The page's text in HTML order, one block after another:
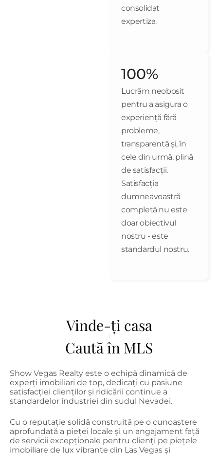
consolidat
expertiza.
100%
Lucrăm neobosit
pentru a asigura o
experiență fără
probleme,
transparentă și, în
cele din urmă, plină
de satisfacții.
Satisfacția
dumneavoastră
completă nu este
doar obiectivul
nostru - este
standardul nostru.
Vinde-ți casa
Caută în MLS
Show Vegas Realty este o echipă dinamică de
experți imobiliari de top, dedicați cu pasiune
satisfacției clienților și ridicării continue a
standardelor industriei din sudul Nevadei.
Cu o reputație solidă construită pe o cunoaștere
aprofundată a pieței locale și un angajament față
de servicii excepționale pentru clienți pe piețele
imobiliare de lux vibrante din Las Vegas și